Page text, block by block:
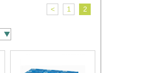
< 1 2